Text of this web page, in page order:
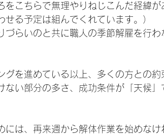
をこちらで無理やりねじこんだ経緯
せる予定は組んでくれています。）
づらいのと共に職人の季節解雇を行わ
グを進めている以上、多くの方との
ない部分の多さ、成功条件が「天候」
には、再来週から解体作業を始めな